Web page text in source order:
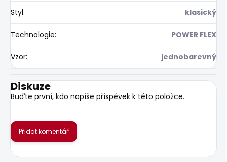
Styl: klasický
Technologie: POWER FLEX
Vzor: jednobarevný
Diskuze
Buďte první, kdo napíše příspěvek k této položce.
Přidat komentář